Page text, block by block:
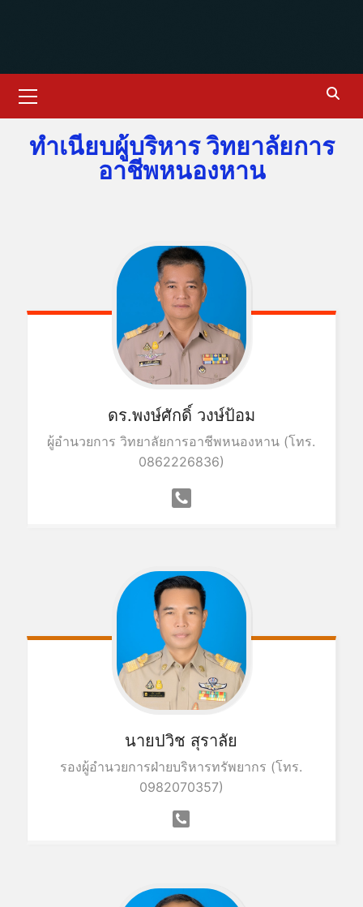
ทำเนียบผู้บริหาร วิทยาลัยการ
อาชีพหนองหาน
ดร.พงษ์ศักดิ์ วงษ์ป้อม
ผู้อำนวยการ วิทยาลัยการอาชีพหนองหาน (โทร.
0862226836)
นายปวิช สุราลัย
รองผู้อำนวยการฝ่ายบริหารทรัพยากร (โทร.
0982070357)